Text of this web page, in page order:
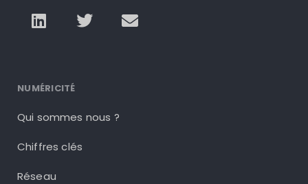
NUMÉRICITÉ
Qui sommes nous ?
Chiffres clés
Réseau